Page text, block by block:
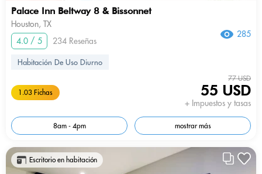
Palace Inn Beltway 8 & Bissonnet
Houston, TX
4.0 / 5
234 Reseñas
285
Habitación De Uso Diurno
1.03 Fichas
77 USD
55 USD
+ Impuestos y tasas
8am - 4pm mostrar más
Escritorio en habitación